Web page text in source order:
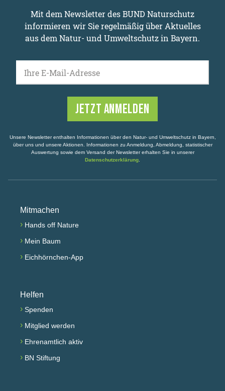
Mit dem Newsletter des BUND Naturschutz
informieren wir Sie regelmäßig über Aktuelles
aus dem Natur- und Umweltschutz in Bayern.
Ihre E-Mail-Adresse
Unsere Newsletter enthalten Informationen über den Natur- und Umweltschutz in Bayern,
über uns und unsere Aktionen. Informationen zu Anmeldung, Abmeldung, statistischer
Auswertung sowie dem Versand der Newsletter erhalten Sie in unserer
Datenschutzerklärung.
Mitmachen
› Hands off Nature
› Mein Baum
› Eichhörnchen-App
Helfen
› Spenden
› Mitglied werden
› Ehrenamtlich aktiv
› BN Stiftung